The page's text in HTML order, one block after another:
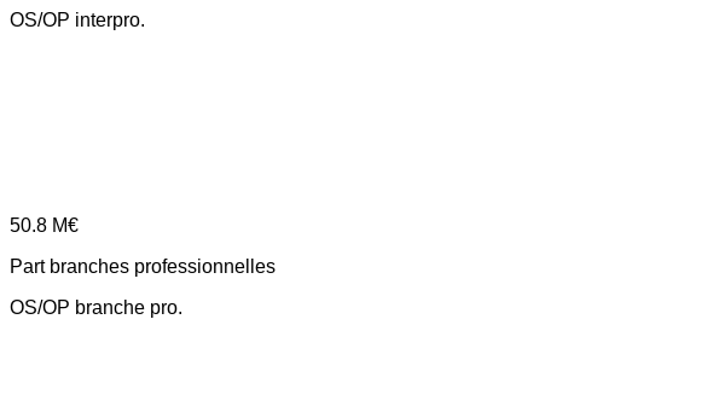
OS/OP interpro.
50.8 M€
Part branches professionnelles
OS/OP branche pro.